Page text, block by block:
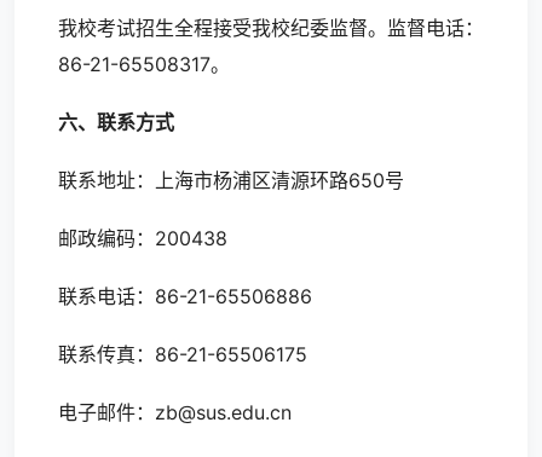
我校考试招生全程接受我校纪委监督。监督电话：
86-21-65508317。
六、联系方式
联系地址：上海市杨浦区清源环路650号
邮政编码：200438
联系电话：86-21-65506886
联系传真：86-21-65506175
电子邮件：zb@sus.edu.cn